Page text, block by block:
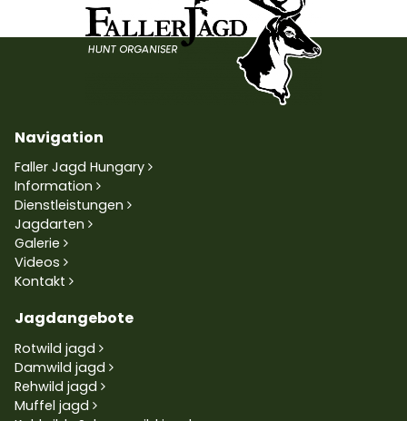
Navigation
Faller Jagd Hungary
Information
Dienstleistungen
Jagdarten
Galerie
Videos
Kontakt
Jagdangebote
Rotwild jagd
Damwild jagd
Rehwild jagd
Muffel jagd